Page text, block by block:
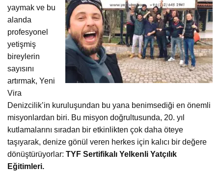
yaymak ve bu
alanda
profesyonel
yetişmiş
bireylerin
sayısını
artırmak, Yeni
Vira
Denizcilik’in kuruluşundan bu yana benimsediği en önemli
misyonlardan biri. Bu misyon doğrultusunda, 20. yıl
kutlamalarını sıradan bir etkinlikten çok daha öteye
taşıyarak, denize gönül veren herkes için kalıcı bir değere
dönüştürüyorlar: TYF Sertifikalı Yelkenli Yatçılık
Eğitimleri.